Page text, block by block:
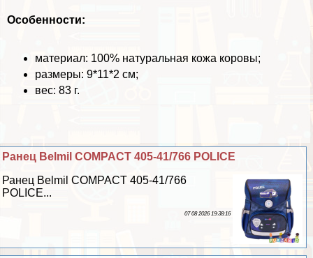
Особенности:
материал: 100% натуральная кожа коровы;
размеры: 9*11*2 см;
вес: 83 г.
Ранец Belmil COMPACT 405-41/766 POLICE
Ранец Belmil COMPACT 405-41/766
POLICE...
07 08 2026 19:38:16